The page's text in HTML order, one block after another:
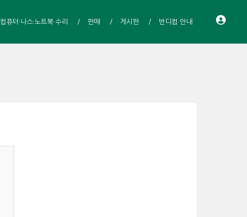
컴퓨터·나스·노트북 수리 판매 게시판 반디컴 안내